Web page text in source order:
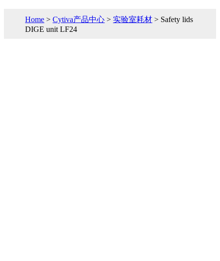
Home >Cytiva产品中心 > 实验室耗材 > Safety lids
DIGE unit LF24